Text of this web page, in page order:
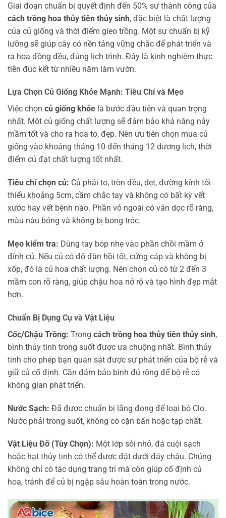
Giai đoạn chuẩn bị quyết định đến 50% sự thành công của
cách trồng hoa thủy tiên thủy sinh, đặc biệt là chất lượng
của củ giống và thời điểm gieo trồng. Một sự chuẩn bị kỹ
lưỡng sẽ giúp cây có nền tảng vững chắc để phát triển và
ra hoa đồng đều, đúng lịch trình. Đây là kinh nghiệm thực
tiễn đúc kết từ nhiều năm làm vườn.
Lựa Chọn Củ Giống Khỏe Mạnh: Tiêu Chí và Mẹo
Việc chọn củ giống khỏe là bước đầu tiên và quan trọng
nhất. Một củ giống chất lượng sẽ đảm bảo khả năng nảy
mầm tốt và cho ra hoa to, đẹp. Nên ưu tiên chọn mua củ
giống vào khoảng tháng 10 đến tháng 12 dương lịch, thời
điểm củ đạt chất lượng tốt nhất.
Tiêu chí chọn củ: Củ phải to, tròn đều, dẹt, đường kính tối
thiểu khoảng 5cm, cầm chắc tay và không có bất kỳ vết
xước hay vết bệnh nào. Phần vỏ ngoài có vân dọc rõ ràng,
màu nâu bóng và không bị bong tróc.
Mẹo kiểm tra: Dùng tay bóp nhẹ vào phần chồi mầm ở
đỉnh củ. Nếu củ có độ đàn hồi tốt, cứng cáp và không bị
xốp, đó là củ hoa chất lượng. Nên chọn củ có từ 2 đến 3
mầm con rõ ràng, giúp chậu hoa nở rộ và tạo hình đẹp mắt
hơn.
Chuẩn Bị Dụng Cụ và Vật Liệu
Cốc/Chậu Trồng: Trong cách trồng hoa thủy tiên thủy sinh,
bình thủy tinh trong suốt được ưa chuộng nhất. Bình thủy
tinh cho phép bạn quan sát được sự phát triển của bộ rễ và
giữ củ cố định. Cần đảm bảo bình đủ rộng để bộ rễ có
không gian phát triển.
Nước Sạch: Đã được chuẩn bị lắng đọng để loại bỏ Clo.
Nước phải trong suốt, không có cặn bẩn hoặc tạp chất.
Vật Liệu Đỡ (Tùy Chọn): Một lớp sỏi nhỏ, đá cuội sạch
hoặc hạt thủy tinh có thể được đặt dưới đáy chậu. Chúng
không chỉ có tác dụng trang trí mà còn giúp cố định củ
hoa, tránh để củ bị ngập sâu hoàn toàn trong nước.